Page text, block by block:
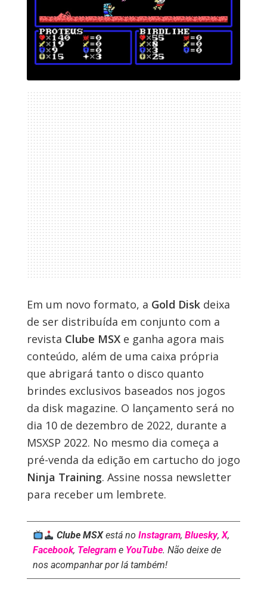
Em um novo formato, a Gold Diskdeixa
de ser distribuída em conjunto com a
revista Clube MSXe ganha agora mais
conteúdo, além de uma caixa própria
que abrigará tanto o disco quanto
brindes exclusivos baseados nos jogos
da disk magazine. O lançamento será no
dia 10 de dezembro de 2022, durante a
MSXSP 2022. No mesmo dia começa a
pré-venda da edição em cartucho do jogo
Ninja Training. Assine nossa newsletter
para receber um lembrete.
Clube MSXestá noInstagram,Bluesky,X,
Facebook, Telegrame YouTube. Não deixe de
nos acompanhar por lá também!